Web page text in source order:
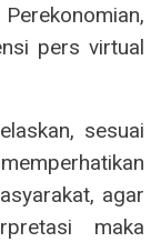
pers virtual
sesuai
agar
maka